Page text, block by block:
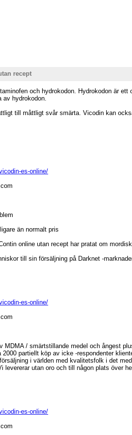
recept
och hydrokodon. Hydrokodon är
av hydrokodon.
till måttligt svår smärta. Vicodin kan
es-online/
än normalt pris
online utan recept har pratat om
till sin försäljning på Darknet -
es-online/
MDMA / smärtstillande medel och ångest
partiellt köp av icke -respondenter
i världen med kvalitetsfolk i det
levererar utan oro och till någon plats över
es-online/